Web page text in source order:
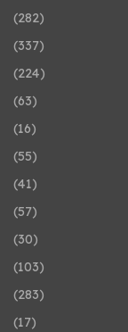
(282)
(337)
(224)
(63)
(16)
(55)
(41)
(57)
(30)
(103)
(283)
(17)